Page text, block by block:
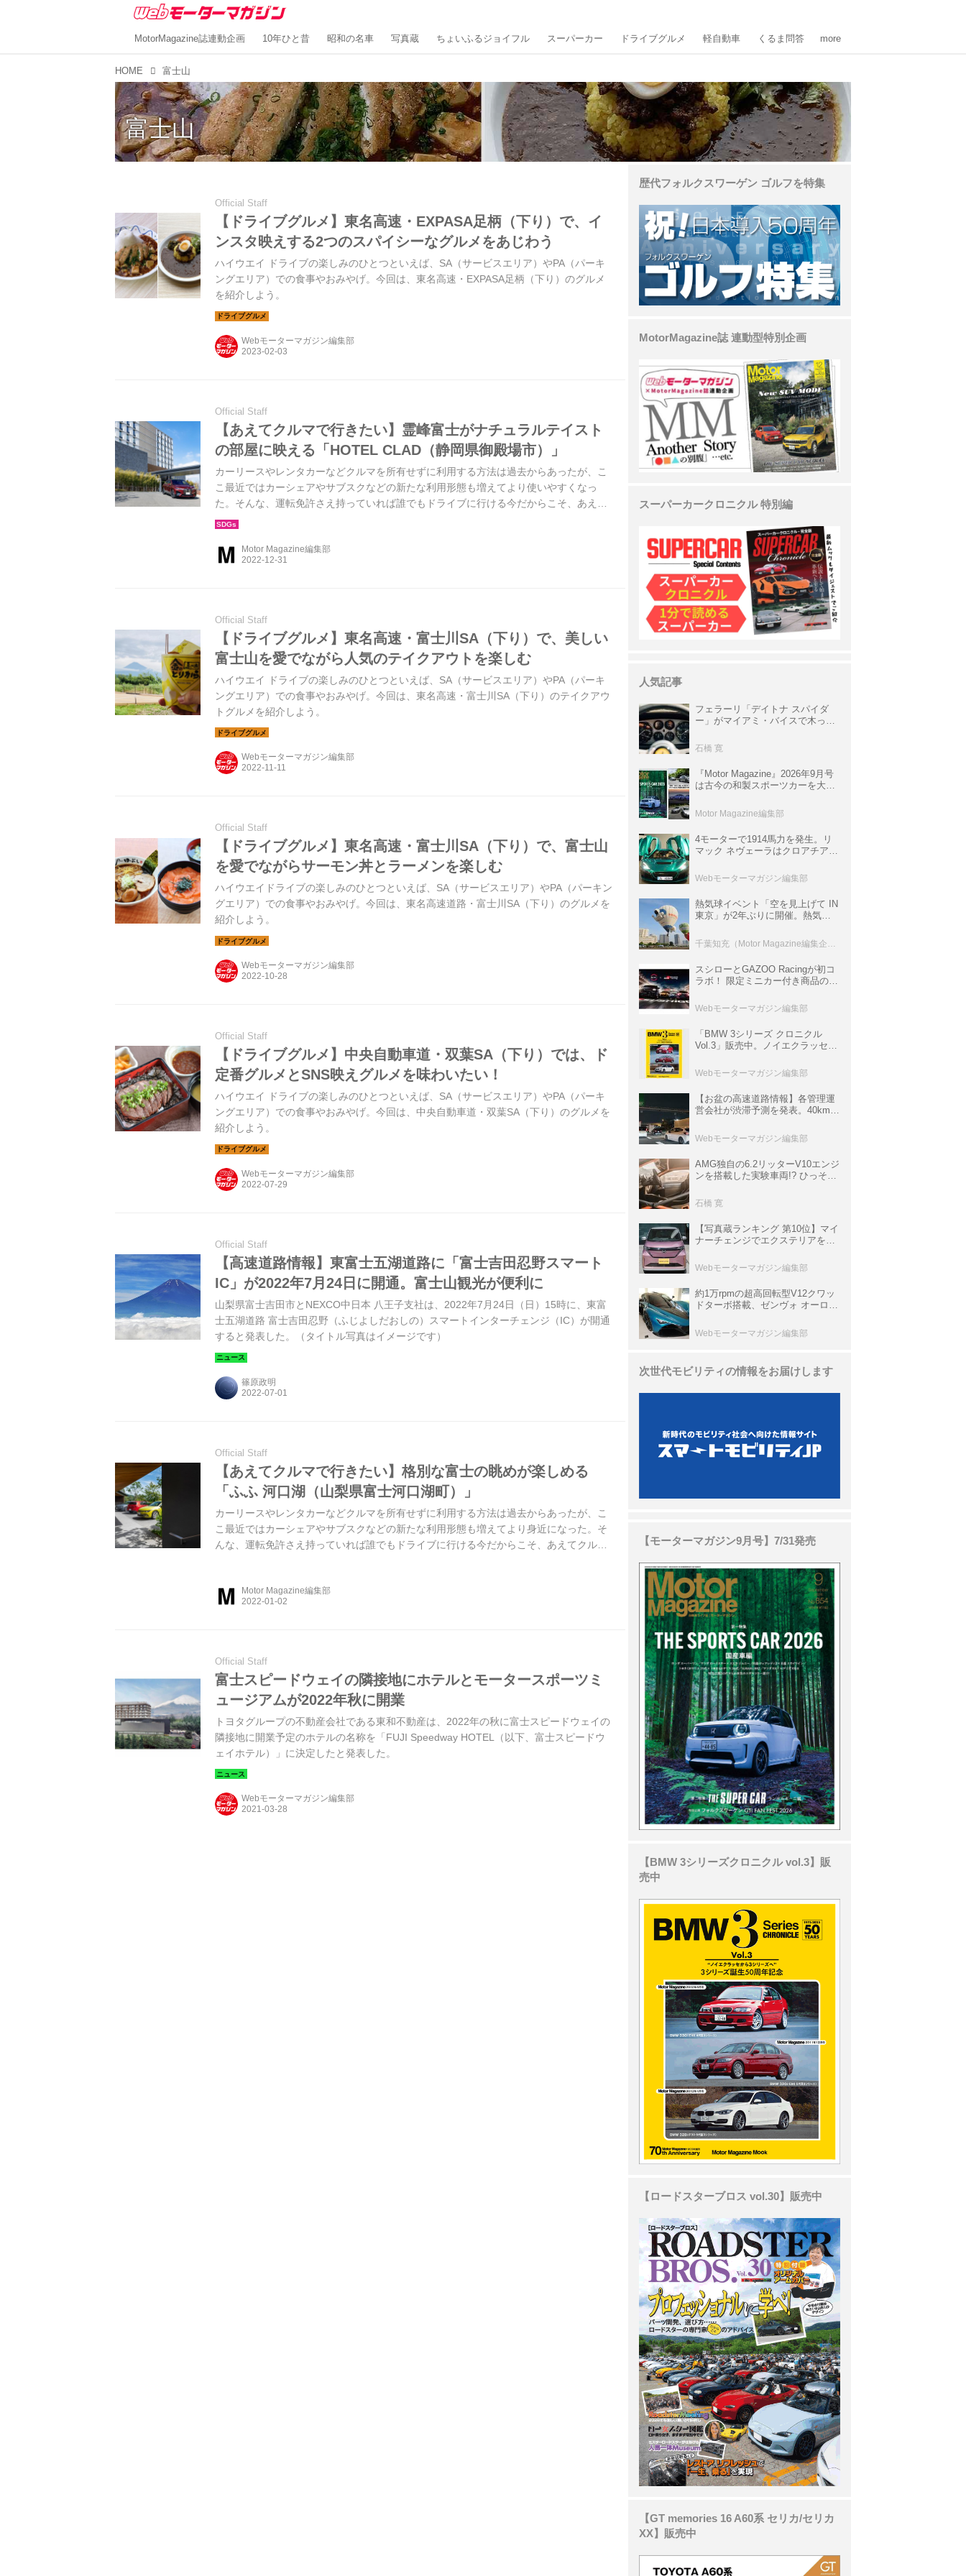
MotorMagazine誌連動企画 10年ひと昔 昭和の名車 写真蔵 ちょいふるジョイフル スーパーカー ドライブグルメ 軽自動車 くるま問答 more
HOME 富士山
富士山
Official Staff
【ドライブグルメ】東名高速・EXPASA足柄（下り）で、イ
ンスタ映えする2つのスパイシーなグルメをあじわう
ハイウエイ ドライブの楽しみのひとつといえば、SA（サービスエリア）やPA（パーキ
ングエリア）での食事やおみやげ。今回は、東名高速・EXPASA足柄（下り）のグルメ
を紹介しよう。
Webモーターマガジン編集部
Official Staff
【あえてクルマで行きたい】霊峰富士がナチュラルテイスト
の部屋に映える「HOTEL CLAD（静岡県御殿場市）」
カーリースやレンタカーなどクルマを所有せずに利用する方法は過去からあったが、こ
こ最近ではカーシェアやサブスクなどの新たな利用形態も増えてより使いやすくなっ
た。そんな、運転免許さえ持っていれば誰でもドライブに行ける今だからこそ、あえて
クルマで行きたい場所がある。今回は静岡県御殿場市にある「HOTEL CLAD」に行って
Motor Magazine編集部
Official Staff
【ドライブグルメ】東名高速・富士川SA（下り）で、美しい
富士山を愛でながら人気のテイクアウトを楽しむ
ハイウエイ ドライブの楽しみのひとつといえば、SA（サービスエリア）やPA（パーキ
ングエリア）での食事やおみやげ。今回は、東名高速・富士川SA（下り）のテイクアウ
トグルメを紹介しよう。
Webモーターマガジン編集部
Official Staff
【ドライブグルメ】東名高速・富士川SA（下り）で、富士山
を愛でながらサーモン丼とラーメンを楽しむ
ハイウエイドライブの楽しみのひとつといえば、SA（サービスエリア）やPA（パーキン
グエリア）での食事やおみやげ。今回は、東名高速道路・富士川SA（下り）のグルメを
紹介しよう。
Webモーターマガジン編集部
Official Staff
【ドライブグルメ】中央自動車道・双葉SA（下り）では、ド
定番グルメとSNS映えグルメを味わいたい！
ハイウエイ ドライブの楽しみのひとつといえば、SA（サービスエリア）やPA（パーキ
ングエリア）での食事やおみやげ。今回は、中央自動車道・双葉SA（下り）のグルメを
紹介しよう。
Webモーターマガジン編集部
Official Staff
【高速道路情報】東富士五湖道路に「富士吉田忍野スマート
IC」が2022年7月24日に開通。富士山観光が便利に
山梨県富士吉田市とNEXCO中日本 八王子支社は、2022年7月24日（日）15時に、東富
士五湖道路 富士吉田忍野（ふじよしだおしの）スマートインターチェンジ（IC）が開通
すると発表した。（タイトル写真はイメージです）
篠原政明
Official Staff
【あえてクルマで行きたい】格別な富士の眺めが楽しめる
「ふふ 河口湖（山梨県富士河口湖町）」
カーリースやレンタカーなどクルマを所有せずに利用する方法は過去からあったが、こ
こ最近ではカーシェアやサブスクなどの新たな利用形態も増えてより身近になった。そ
んな、運転免許さえ持っていれば誰でもドライブに行ける今だからこそ、あえてクルマ
Motor Magazine編集部
Official Staff
富士スピードウェイの隣接地にホテルとモータースポーツミ
ュージアムが2022年秋に開業
トヨタグループの不動産会社である東和不動産は、2022年の秋に富士スピードウェイの
隣接地に開業予定のホテルの名称を「FUJI Speedway HOTEL（以下、富士スピードウ
ェイホテル）」に決定したと発表した。
Webモーターマガジン編集部
歴代フォルクスワーゲン ゴルフを特集
MotorMagazine誌 連動型特別企画
スーパーカークロニクル 特別編
人気記事
フェラーリ「デイトナ スパイダ
ー」がマイアミ・バイスで木っ端
サ」に化けた理由
石橋 寛
『Motor Magazine』2026年9月号
は古今の和製スポーツカーを大特
情報も満載
Motor Magazine編集部
4モーターで1914馬力を発生。リ
マック ネヴェーラはクロアチア発
ロニクル・完全版／115】
Webモーターマガジン編集部
熱気球イベント「空を見上げて IN
東京」が2年ぶりに開催。熱気球
室などのコンテンツも
スシローとGAZOO Racingが初コ
ラボ！ 限定ミニカー付き商品の
ト体験があたる抽選企画などを展
開
Webモーターマガジン編集部
「BMW 3シリーズ クロニクル
Vol.3」販売中。ノイエクラッセか
ムック
Webモーターマガジン編集部
【お盆の高速道路情報】各管理運
営会社が渋滞予測を発表。40km以
数ある
Webモーターマガジン編集部
AMG独自の6.2リッターV10エンジ
ンを搭載した実験車両!? ひっそり
P900 プロトタイプ」とは
石橋 寛
【写真蔵ランキング 第10位】マイ
ナーチェンジでエクステリアを刷
クラ」
Webモーターマガジン編集部
約1万rpmの超高回転型V12クワッ
ドターボ搭載、ゼンヴォ オーロラ
イパーカー【スーパーカークロニ
クル・完全版／116】
Webモーターマガジン編集部
次世代モビリティの情報をお届けします
【モーターマガジン9月号】7/31発売
【BMW 3シリーズクロニクル vol.3】販
売中
【ロードスターブロス vol.30】販売中
【GT memories 16 A60系 セリカ/セリカ
XX】販売中